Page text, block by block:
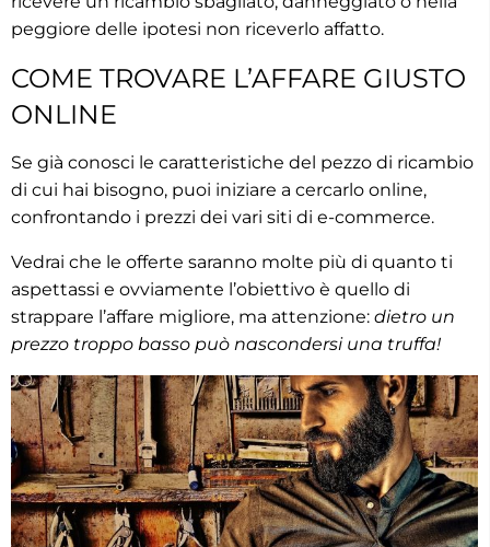
peggiore delle ipotesi non riceverlo affatto.
COME TROVARE L’AFFARE GIUSTO
ONLINE
Se già conosci le caratteristiche del pezzo di ricambio
di cui hai bisogno, puoi iniziare a cercarlo online,
confrontando i prezzi dei vari siti di e-commerce.
Vedrai che le offerte saranno molte più di quanto ti
aspettassi e ovviamente l’obiettivo è quello di
strappare l’affare migliore, ma attenzione: dietro un
prezzo troppo basso può nascondersi una truffa!